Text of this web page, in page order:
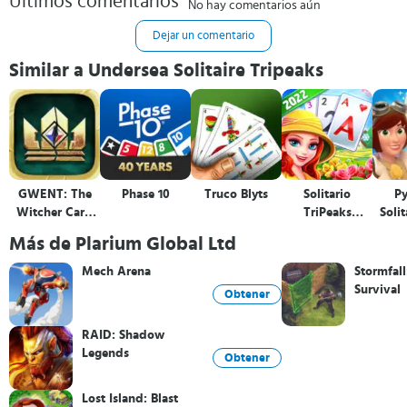
No hay comentarios aún
Dejar un comentario
Similar a Undersea Solitaire Tripeaks
GWENT: The
Witcher Card
Phase 10 Truco Blyts
Solitario
TriPeaks
Más de Plarium Global Ltd
Mech Arena
Obtener
RAID: Shadow
Legends
Obtener
Lost Island: Blast
Survival